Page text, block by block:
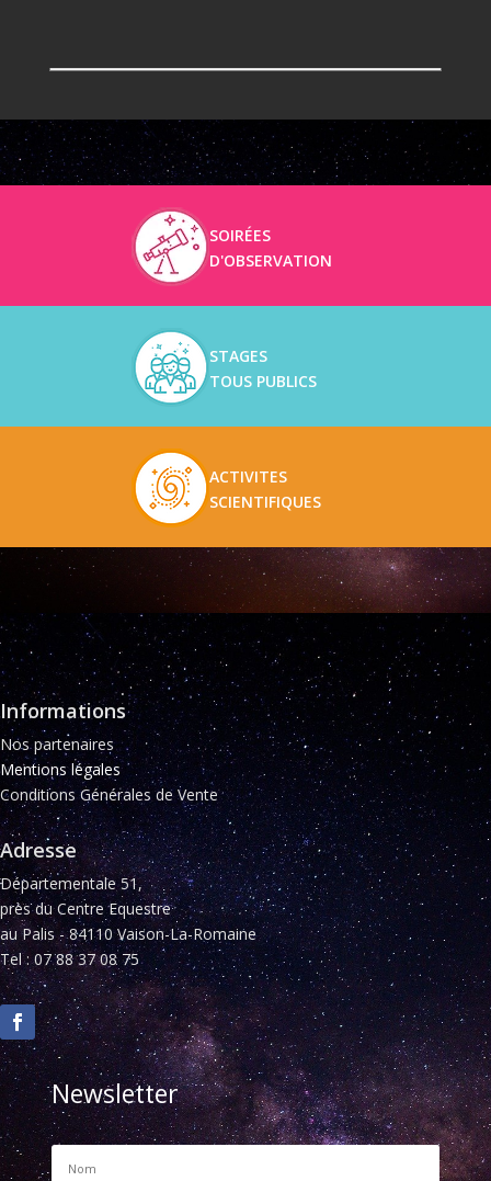
SOIRÉES
D'OBSERVATION
STAGES
TOUS PUBLICS
ACTIVITES
SCIENTIFIQUES
Informations
Nos partenaires
Mentions légales
Conditions Générales de Vente
Adresse
Départementale 51,
près du Centre Equestre
au Palis - 84110 Vaison-La-Romaine
Tel : 07 88 37 08 75
Newsletter